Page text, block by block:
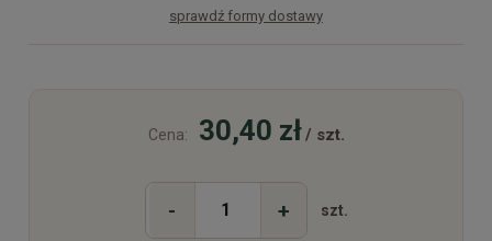
Cena nie zawiera ewentualnych kosztów płatności
sprawdź formy dostawy
Cena: 30,40 zł/ szt.
- + szt.